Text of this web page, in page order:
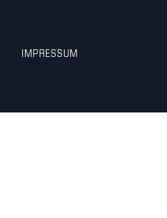
IMPRESSUM